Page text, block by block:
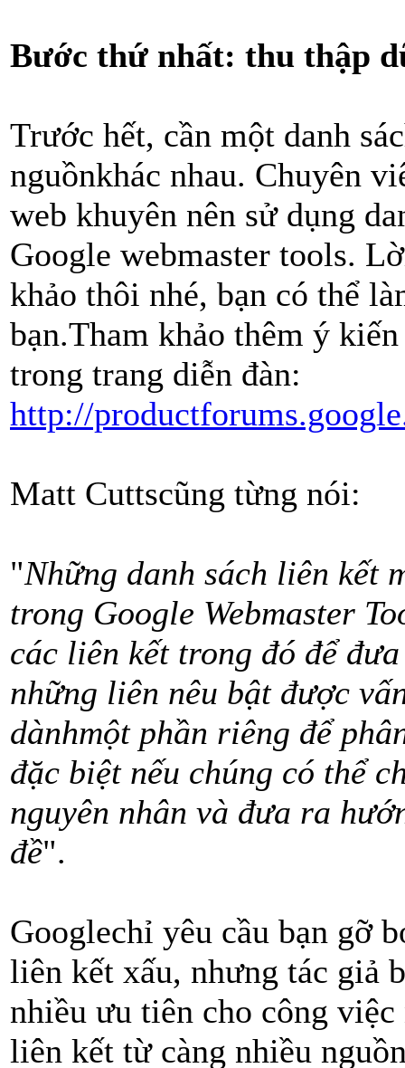
Bước thứ nhất: thu thập
Trước hết, cần một danh
nguồnkhác nhau. Chuyên
web khuyên nên sử dụng
Google webmaster tools.
khảo thôi nhé, bạn có thể
bạn.Tham khảo thêm ý
trong trang diễn đàn:
http://
Matt Cuttscũng từng nói:
"Những danh sách liên kết
trong Google Webmaster
các liên kết trong đó để
những liên nêu bật được
dànhmột phần riêng để
đặc biệt nếu chúng có thể
nguyên nhân và đưa ra
đề".
Googlechỉ yêu cầu bạn gỡ
liên kết xấu, nhưng tác giả
nhiều ưu tiên cho công
liên kết từ càng nhiều